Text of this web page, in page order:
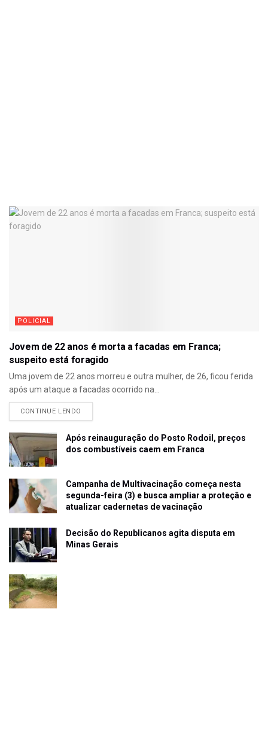
POLICIAL
Jovem de 22 anos é morta a facadas em Franca;
suspeito está foragido
Uma jovem de 22 anos morreu e outra mulher, de 26, ficou ferida
após um ataque a facadas ocorrido na...
CONTINUE LENDO
Após reinauguração do Posto Rodoil, preços
dos combustíveis caem em Franca
Campanha de Multivacinação começa nesta
segunda-feira (3) e busca ampliar a proteção e
atualizar cadernetas de vacinação
Decisão do Republicanos agita disputa em
Minas Gerais